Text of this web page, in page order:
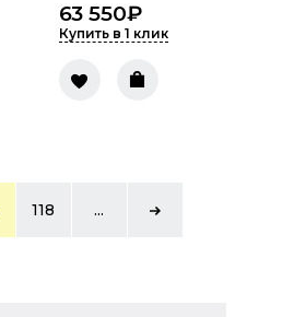
63 550₽
Купить в 1 клик
118 ...